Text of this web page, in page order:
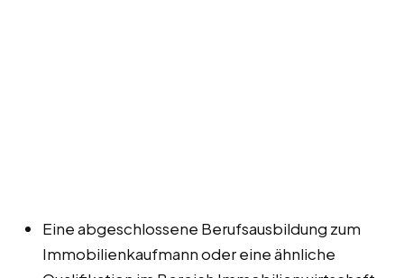
Eine abgeschlossene Berufsausbildung zum
Immobilienkaufmann oder eine ähnliche